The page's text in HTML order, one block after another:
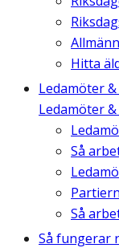
Hitta
Ledamöter
Ledamöter
Så
Så
Så fungerar